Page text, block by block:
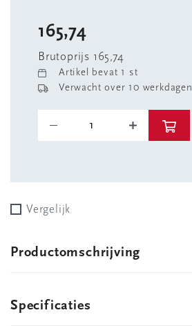
165,74
Brutoprijs 165,74
Artikel bevat 1 st
Verwacht over 10 werkdagen
Vergelijk
Productomschrijving
Specificaties